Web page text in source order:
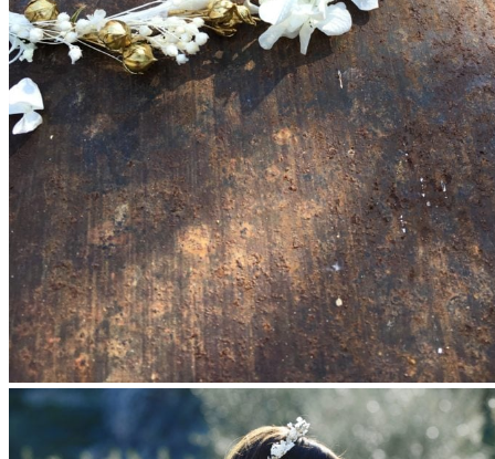
Bouquets
Bouquets en fleurs séchées
Bouquets en fleurs stabilisées
Demoiselles d’honneur
Bracelets rubans fleuris
Bracelets joncs fleuris
Petites barrettes
Enfants
Boutonnières